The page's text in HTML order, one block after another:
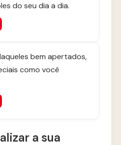
do seu dia a dia.
bem apertados,
como você
a sua